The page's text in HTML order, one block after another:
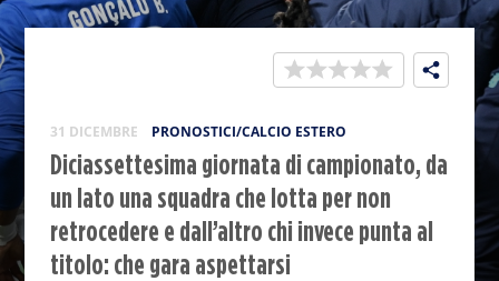
31 DICEMBRE PRONOSTICI/CALCIO ESTERO
Diciassettesima giornata di campionato, da
un lato una squadra che lotta per non
retrocedere e dall’altro chi invece punta al
titolo: che gara aspettarsi